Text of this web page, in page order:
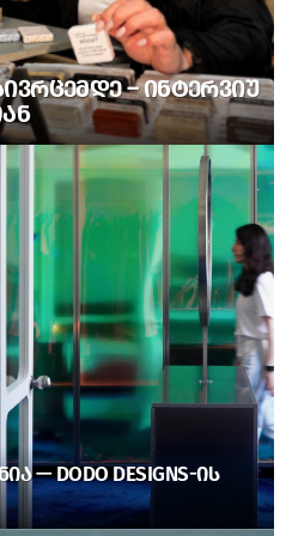
– ᲘᲜᲢᲔᲠᲕᲘᲣ
— DODO DESIGNS-ᲘᲡ